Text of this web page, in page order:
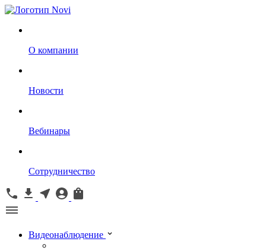
О компании
Новости
Вебинары
Сотрудничество
Видеонаблюдение